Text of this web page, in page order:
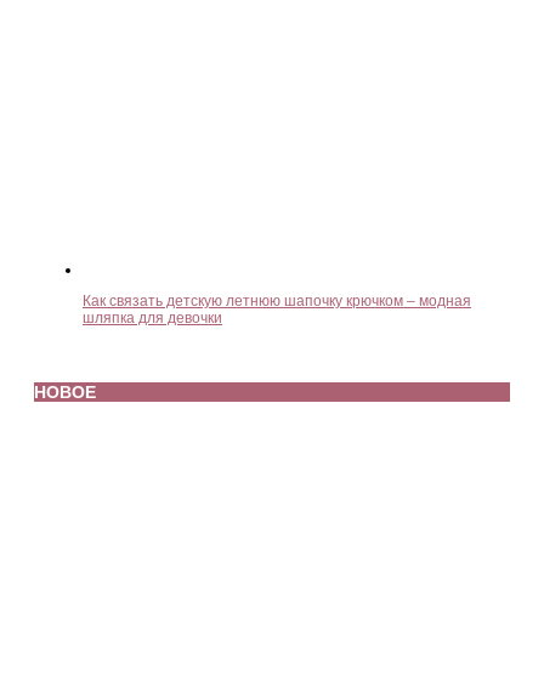
Как связать детскую летнюю шапочку крючком – модная
шляпка для девочки
НОВОЕ